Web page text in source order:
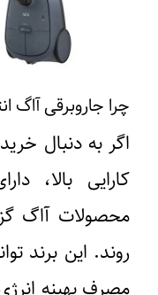
چرا جاروبرقی
اگر به دنبال
کارایی بالا،
محصولات آاگ
‌روند. این برند
مصرف بهینه